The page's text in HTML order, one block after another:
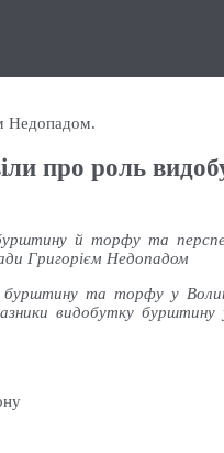
Недопадом.
про роль
бурштину й торфу та
Григорієм Недопадом
та торфу у
видобутку